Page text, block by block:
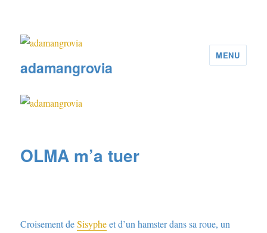
adamangrovia
MENU
OLMA m’a tuer
Croisement deSisypheet d’un hamster dans sa roue, un